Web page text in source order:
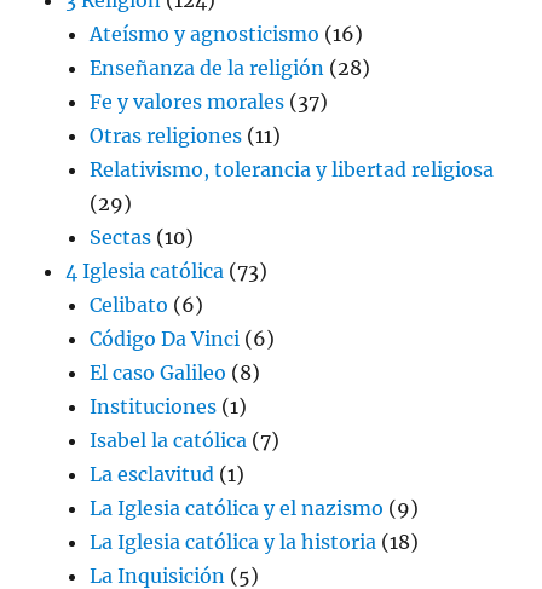
Ateísmo y agnosticismo (16)
Enseñanza de la religión (28)
Fe y valores morales (37)
Otras religiones (11)
Relativismo, tolerancia y libertad religiosa
(29)
Sectas (10)
4 Iglesia católica (73)
Celibato (6)
Código Da Vinci (6)
El caso Galileo (8)
Instituciones (1)
Isabel la católica (7)
La esclavitud (1)
La Iglesia católica y el nazismo (9)
La Iglesia católica y la historia (18)
La Inquisición (5)